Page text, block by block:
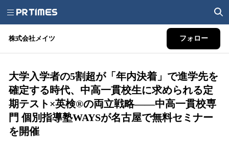
株式会社メイツ フォロー
大学入学者の5割超が「年内決着」で進学先を
確定する時代、中高一貫校生に求められる定
期テスト×英検®の両立戦略——中高一貫校専
門 個別指導塾WAYSが名古屋で無料セミナー
を開催